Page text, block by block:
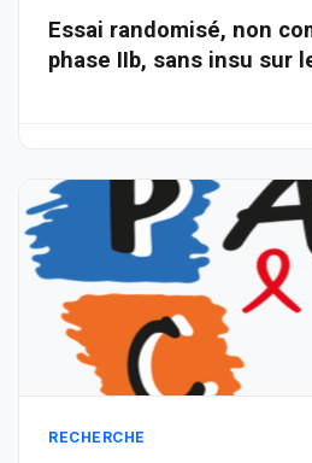
Essai randomisé, non
phase IIb, sans insu sur
RECHERCHE